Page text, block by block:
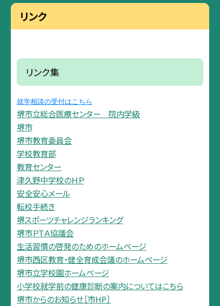
リンク
リンク集
就学相談の受付はこちら
堺市立総合医療センター 院内学級
堺市
堺市教育委員会
学校教育部
教育センター
津久野中学校のＨＰ
安全安心メール
転校手続き
堺スポーツチャレンジランキング
堺市ＰＴＡ協議会
生活習慣の啓発のためのホームページ
堺市西区教育・健全育成会議のホームページ
堺市立学校園ホームページ
小学校就学前の健康診断の案内についてはこちら
堺市からのお知らせ［市HP］